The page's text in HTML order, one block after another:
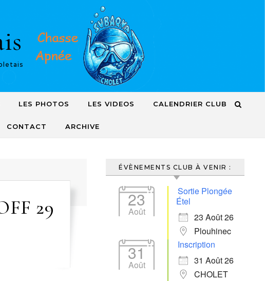
LES PHOTOS LES VIDEOS CALENDRIER CLUB
CONTACT ARCHIVE
29
ÉVÈNEMENTS CLUB À VENIR :
23
Août
Sortie Plongée
Étel
23 Août 26
Plouhinec
31
Août
Inscription
31 Août 26
CHOLET